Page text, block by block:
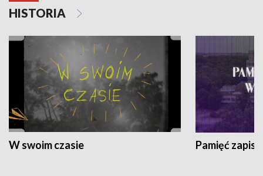
HISTORIA
W swoim czasie Pamięć